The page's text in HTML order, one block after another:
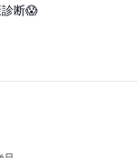
断😱